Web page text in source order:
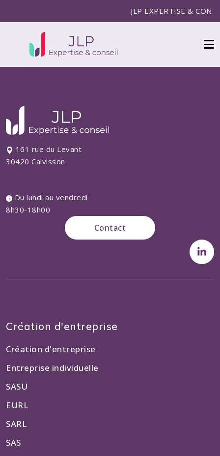
JLP EXPERTISE &
161 rue du Levant
30420 Calvisson
Du lundi au vendredi
8h30-18h00
Contact
Création d'entreprise
Création d'entreprise
Entreprise individuelle
SASU
EURL
SARL
SAS